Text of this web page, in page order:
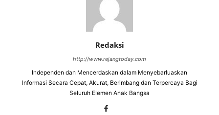
Redaksi
http://www.rejangtoday.com
Independen dan Mencerdaskan dalam Menyebarluaskan
Informasi Secara Cepat, Akurat, Berimbang dan Terpercaya Bagi
Seluruh Elemen Anak Bangsa